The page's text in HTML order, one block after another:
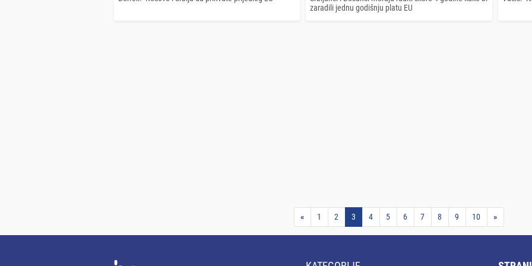
zaradili jednu godišnju platu EU
« 1 2 3 4 5 6 7 8 9 10 »